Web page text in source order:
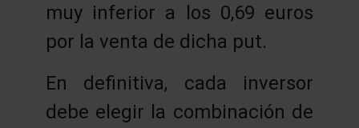
muy inferior a los 0,69 euros
por la venta de dicha put.
En definitiva, cada inversor
debe elegir la combinación de